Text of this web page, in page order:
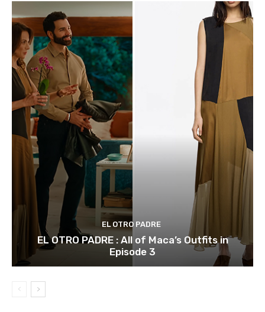
EL OTRO PADRE
EL OTRO PADRE : All of Maca’s Outfits in
Episode 3